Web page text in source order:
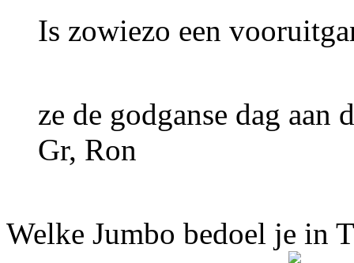
Is zowiezo een
ze de godganse dag
Gr, Ron
Welke Jumbo bedoel je